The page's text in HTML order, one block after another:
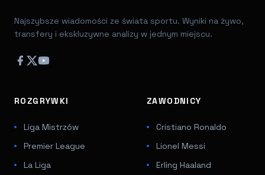
Najszybsze wiadomości ze świata sportu. Wyniki na żywo,
transfery i ekskluzywne analizy w jednym miejscu.
ROZGRYWKI
Liga Mistrzów
Premier League
La Liga
ZAWODNICY
Cristiano Ronaldo
Lionel Messi
Erling Haaland